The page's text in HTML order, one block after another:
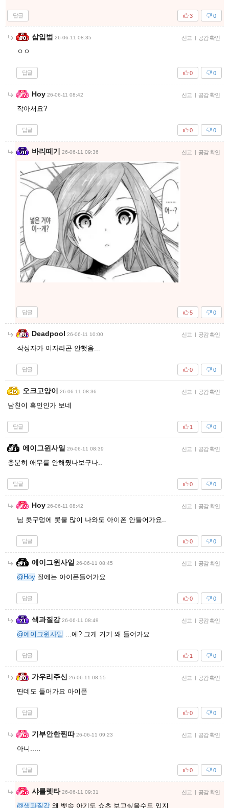
답글 0
3
삽입범 26-06-11 08:35 신고 | 공감 확인
ㅇㅇ
답글 0
0
Hoy 26-06-11 08:42 신고 | 공감 확인
작아서요?
답글 0
0
바리떼기 26-06-11 09:36 신고 | 공감 확인
답글 0
5
Deadpool 26-06-11 10:00 신고 공감 확인
작성자가 여자라곤 안햇음...
답글 0
0
오크고양이 26-06-11 08:36 신고 공감 확인
남친이 흑인인가 보네
답글 0
1
에이그윈사일 26-06-11 08:39 신고 공감 확인
충분히 애무를 안해줬나보구나..
답글 0
0
Hoy 26-06-11 08:42 신고 공감 확인
님 콧구멍에 콧물 많이 나와도 아이폰 안들어가요..
답글 0
0
에이그윈사일 26-06-11 08:45 신고 공감 확인
@Hoy 질에는 아이폰들어가요
답글 0
0
색과질감 26-06-11 08:49 신고 공감 확인
@에이그윈사일 ...예? 그게 거기 왜 들어가요
답글 0
1
가우리주신 26-06-11 08:55 신고 공감 확인
딴데도 들어가요 아이폰
답글 0
0
기부안한찐따 26-06-11 09:23 신고 공감 확인
아니.....
답글 0
0
샤를렛타 26-06-11 09:31 신고 공감 확인
@색과질감 왜 뱃속 아기도 쇼츠 보고싶을수도 있지